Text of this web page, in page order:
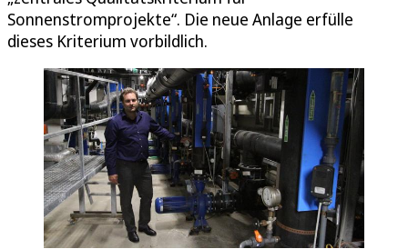
Sonnenstromprojekte“. Die neue Anlage erfülle
dieses Kriterium vorbildlich.